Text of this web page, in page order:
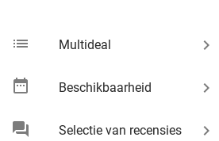
list Multideal keyboard_arrow_right
date_range Beschikbaarheid keyboard_arrow_right
chat Selectie van recensies keyboard_arrow_right